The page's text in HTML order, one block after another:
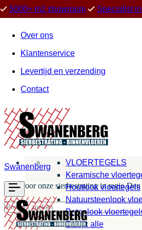
5000+ m2 showroom Specialist
Over ons
Klantenservice
Levertijd en verzending
Contact
Swanenberg
Kies voor onze sierbestrating in regio Den
VLOERTEGELS
Keramische
Houtlook vloertegels
Natuursteenlook
Betonlook
Bekijk alle